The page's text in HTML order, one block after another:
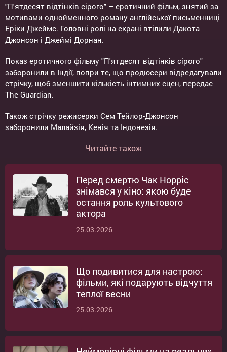
"П'ятдесят відтінків сірого" – еротичний фільм, знятий за
мотивами однойменного роману англійської письменниці
Еріки Джеймс. Головні ролі на екрані втілили Дакота
Джонсон і Джеймі Дорнан.
Показ еротичного фільму "П'ятдесят відтінків сірого"
заборонили в Індії, попри те, що продюсери відредагували
стрічку, щоб зменшити кількість інтимних сцен, передає
The Guardian.
Також стрічку режисерки Сем Тейлор-Джонсон
заборонили Малайзія, Кенія та Індонезія.
Читайте також
Перед смертю Чак Норріс
знімався у кіно: якою буде
остання роль культового
актора
25.03.2026
Що подивитися для настрою:
фільми, які подарують відчуття
теплої весни
25.03.2026